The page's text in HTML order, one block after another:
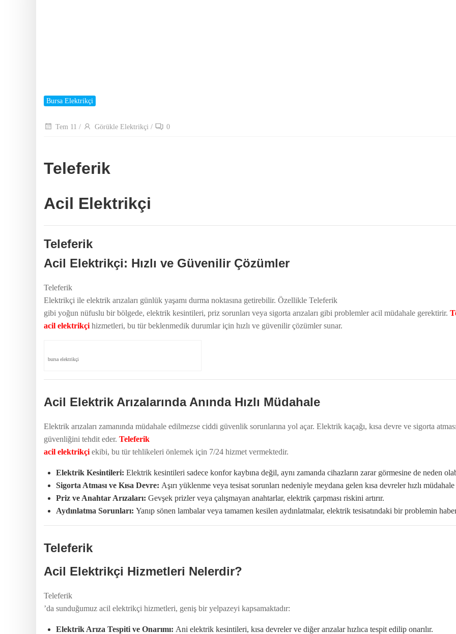
Bursa Elektrikçi
Tem 11 / Görükle Elektrikçi / 0
Teleferik
Acil Elektrikçi
Teleferik
Acil Elektrikçi: Hızlı ve Güvenilir Çözümler
Teleferik
Elektrikçi ile elektrik arızaları günlük yaşamı durma noktasına getirebilir. Özellikle Teleferik
gibi yoğun nüfuslu bir bölgede, elektrik kesintileri, priz sorunları veya sigorta arızaları gibi problemler acil müdahale gerektirir.
acil elektrikçi hizmetleri, bu tür beklenmedik durumlar için hızlı ve güvenilir çözümler sunar.
bursa elektrikçi
Acil Elektrik Arızalarında Anında Hızlı Müdahale
Elektrik arızaları zamanında müdahale edilmezse ciddi güvenlik sorunlarına yol açar. Elektrik kaçağı, kısa devre ve sigorta
güvenliğini tehdit eder. Teleferik
acil elektrikçi ekibi, bu tür tehlikeleri önlemek için 7/24 hizmet vermektedir.
Elektrik Kesintileri: Elektrik kesintileri sadece konfor kaybına değil, aynı zamanda cihazların zarar görmesine de neden
Sigorta Atması ve Kısa Devre: Aşırı yüklenme veya tesisat sorunları nedeniyle meydana gelen kısa devreler hızlı
Priz ve Anahtar Arızaları: Gevşek prizler veya çalışmayan anahtarlar, elektrik çarpması riskini artırır.
Aydınlatma Sorunları: Yanıp sönen lambalar veya tamamen kesilen aydınlatmalar, elektrik tesisatındaki bir problemin
Teleferik
Acil Elektrikçi Hizmetleri Nelerdir?
Teleferik
’da sunduğumuz acil elektrikçi hizmetleri, geniş bir yelpazeyi kapsamaktadır:
Elektrik Arıza Tespiti ve Onarımı: Ani elektrik kesintileri, kısa devreler ve diğer arızalar hızlıca tespit edilip onarılır.